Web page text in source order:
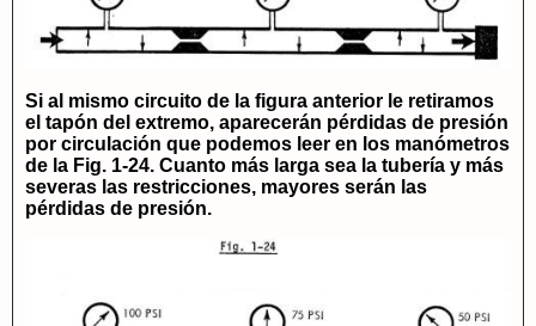
Si al mismo circuito de la figura anterior le retiramos
el tapón del extremo, aparecerán pérdidas de presión
por circulación que podemos leer en los manómetros
de la Fig. 1-24. Cuanto más larga sea la tubería y más
severas las restricciones, mayores serán las
pérdidas de presión.